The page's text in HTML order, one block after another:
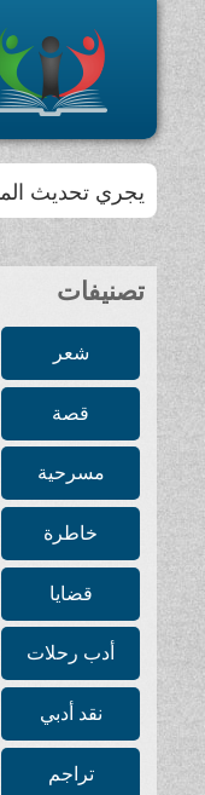
يجري تحديث
تصنيفات
شعر
قصة
مسرحية
خاطرة
قضايا
أدب رحلات
نقد أدبي
تراجم